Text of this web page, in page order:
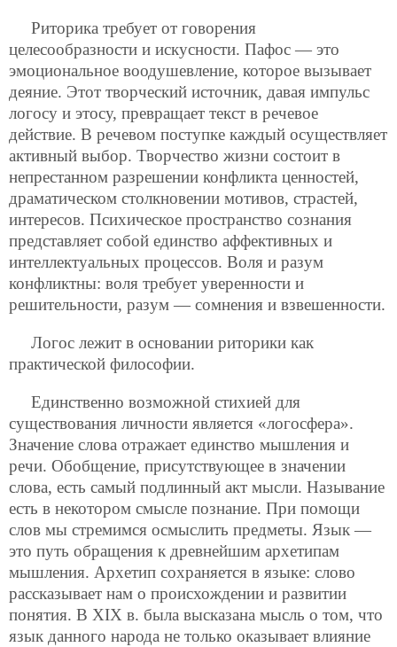
Риторика требует от говорения
целесообразности и искусности. Пафос — это
эмоциональное воодушевление, которое вызывает
деяние. Этот творческий источник, давая импульс
логосу и этосу, превращает текст в речевое
действие. В речевом поступке каждый осуществляет
активный выбор. Творчество жизни состоит в
непрестанном разрешении конфликта ценностей,
драматическом столкновении мотивов, страстей,
интересов. Психическое пространство сознания
представляет собой единство аффективных и
интеллектуальных процессов. Воля и разум
конфликтны: воля требует уверенности и
решительности, разум — сомнения и взвешенности.
Логос лежит в основании риторики как
практической философии.
Единственно возможной стихией для
существования личности является «логосфера».
Значение слова отражает единство мышления и
речи. Обобщение, присутствующее в значении
слова, есть самый подлинный акт мысли. Называние
есть в некотором смысле познание. При помощи
слов мы стремимся осмыслить предметы. Язык —
это путь обращения к древнейшим архетипам
мышления. Архетип сохраняется в языке: слово
рассказывает нам о происхождении и развитии
понятия. В ХIХ в. была высказана мысль о том, что
язык данного народа не только оказывает влияние